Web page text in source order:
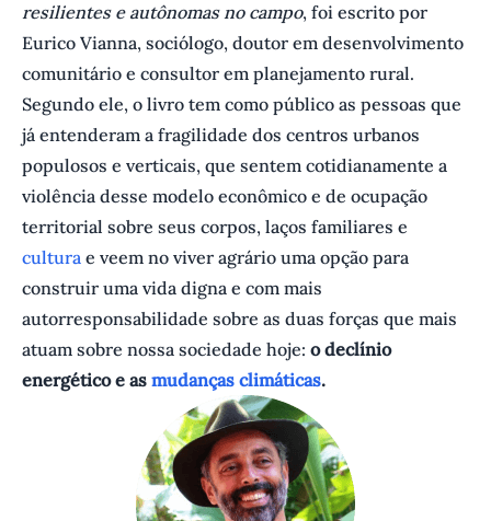
resilientes e autônomas no campo, foi escrito por
Eurico Vianna, sociólogo, doutor em desenvolvimento
comunitário e consultor em planejamento rural.
Segundo ele, o livro tem como público as pessoas que
já entenderam a fragilidade dos centros urbanos
populosos e verticais, que sentem cotidianamente a
violência desse modelo econômico e de ocupação
territorial sobre seus corpos, laços familiares e
cultura e veem no viver agrário uma opção para
construir uma vida digna e com mais
autorresponsabilidade sobre as duas forças que mais
atuam sobre nossa sociedade hoje: o declínio
energético e as mudanças climáticas.